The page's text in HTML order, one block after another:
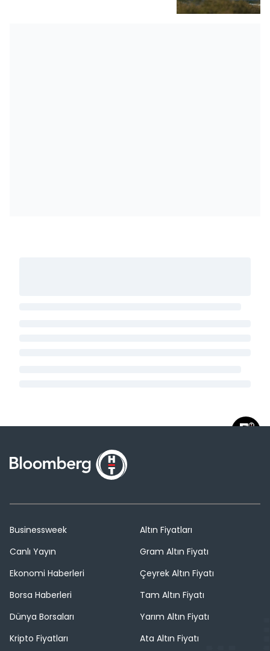
Businessweek
Canlı Yayın
Ekonomi Haberleri
Borsa Haberleri
Dünya Borsaları
Kripto Fiyatları
Altın Fiyatları
Gram Altın Fiyatı
Çeyrek Altın Fiyatı
Tam Altın Fiyatı
Yarım Altın Fiyatı
Ata Altın Fiyatı